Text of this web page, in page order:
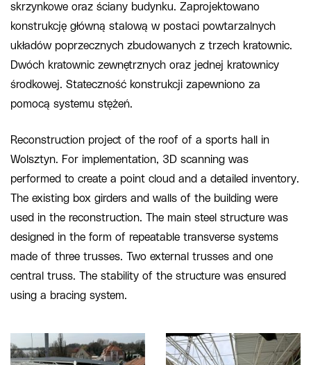
skrzynkowe oraz ściany budynku. Zaprojektowano
konstrukcję główną stalową w postaci powtarzalnych
układów poprzecznych zbudowanych z trzech kratownic.
Dwóch kratownic zewnętrznych oraz jednej kratownicy
środkowej. Stateczność konstrukcji zapewniono za
pomocą systemu stężeń.
Reconstruction project of the roof of a sports hall in
Wolsztyn. For implementation, 3D scanning was
performed to create a point cloud and a detailed inventory.
The existing box girders and walls of the building were
used in the reconstruction. The main steel structure was
designed in the form of repeatable transverse systems
made of three trusses. Two external trusses and one
central truss. The stability of the structure was ensured
using a bracing system.